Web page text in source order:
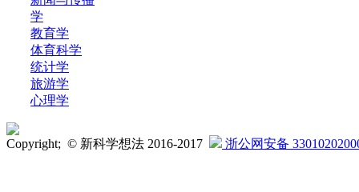
学
教育学
体育科学
统计学
旅游学
心理学
Copyright; © 新科学想法 2016-2017 浙公网安备